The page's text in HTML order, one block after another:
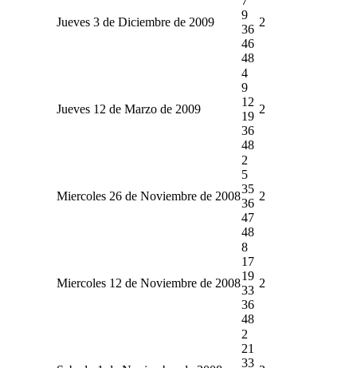
Jueves 3 de Diciembre de 2009
9
36
46
48
2
Jueves 12 de Marzo de 2009
4
9
12
19
36
48
2
Miercoles 26 de Noviembre de 2008
2
5
35
36
47
48
2
Miercoles 12 de Noviembre de 2008
8
17
19
33
36
48
2
2
21
33